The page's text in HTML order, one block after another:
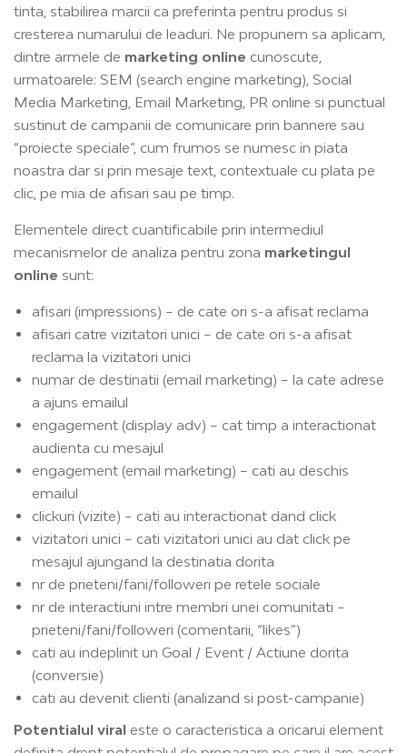
tinta, stabilirea marcii ca preferinta pentru produs si
cresterea numarului de leaduri. Ne propunem sa aplicam,
dintre armele de marketing online cunoscute,
urmatoarele: SEM (search engine marketing), Social
Media Marketing, Email Marketing, PR online si punctual
sustinut de campanii de comunicare prin bannere sau
“proiecte speciale”, cum frumos se numesc in piata
noastra dar si prin mesaje text, contextuale cu plata pe
clic, pe mia de afisari sau pe timp.
Elementele direct cuantificabile prin intermediul
mecanismelor de analiza pentru zona marketingul
online sunt:
afisari (impressions) – de cate ori s-a afisat reclama
afisari catre vizitatori unici – de cate ori s-a afisat
reclama la vizitatori unici
numar de destinatii (email marketing) – la cate adrese
a ajuns emailul
engagement (display adv) – cat timp a interactionat
audienta cu mesajul
engagement (email marketing) – cati au deschis
emailul
clickuri (vizite) – cati au interactionat dand click
vizitatori unici – cati vizitatori unici au dat click pe
mesajul ajungand la destinatia dorita
nr de prieteni/fani/followeri pe retele sociale
nr de interactiuni intre membri unei comunitati –
prieteni/fani/followeri (comentarii, “likes”)
cati au indeplinit un Goal / Event / Actiune dorita
(conversie)
cati au devenit clienti (analizand si post-campanie)
Potentialul viral este o caracteristica a oricarui element